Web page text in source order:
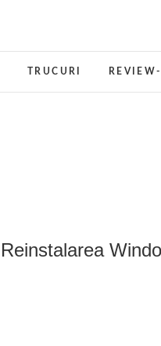
TRUCURI REVIEW-
Reinstalarea